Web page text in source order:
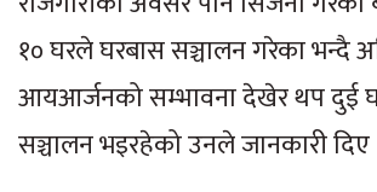
१० घरले घरबास सञ्चालन गरेका भन्दै
आयआर्जनको सम्भावना देखेर थप दुई
सञ्चालन भइरहेको उनले जानकारी दिए